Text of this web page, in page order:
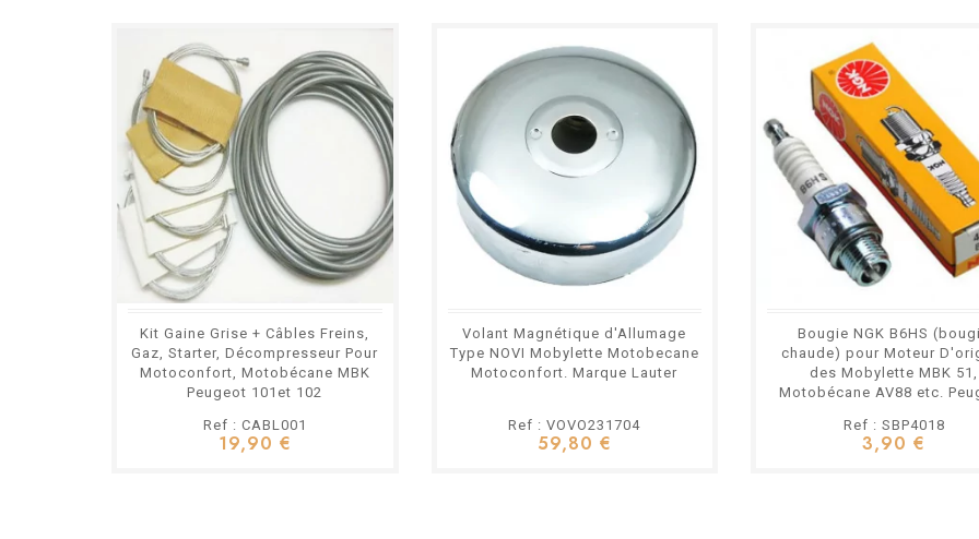
Kit Gaine Grise + Câbles Freins,
Gaz, Starter, Décompresseur Pour
Motoconfort, Motobécane MBK
Peugeot 101et 102
Ref : CABL001
19,90 €
Volant Magnétique d'Allumage
Type NOVI Mobylette Motobecane
Motoconfort. Marque Lauter
Ref : VOVO231704
59,80 €
Bougie NGK B6HS
chaude) pour Moteur
des Mobylette MBK 51,
Motobécane AV88 etc.
Ref : SBP4018
3,90 €